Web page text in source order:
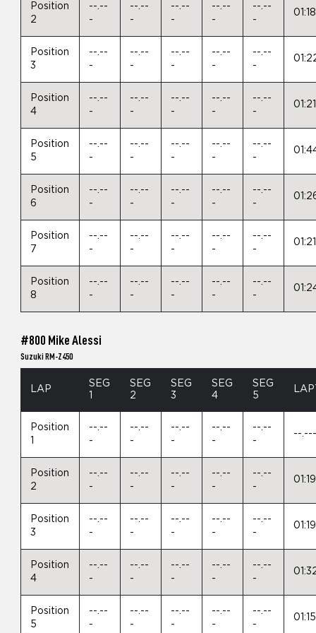
Position
2
--.--
-
--.--
-
--.--
-
--.--
-
--.--
-
Position
3
--.--
-
--.--
-
--.--
-
--.--
-
--.--
-
Position
4
--.--
-
--.--
-
--.--
-
--.--
-
--.--
-
Position
5
--.--
-
--.--
-
--.--
-
--.--
-
--.--
-
Position
6
--.--
-
--.--
-
--.--
-
--.--
-
--.--
-
Position
7
--.--
-
--.--
-
--.--
-
--.--
-
--.--
-
Position
8
--.--
-
--.--
-
--.--
-
--.--
-
--.--
-
#800 Mike Alessi
Suzuki RM-Z450
LAP
SEG
SEG
2
SEG
3
SEG
4
SEG
5
Position
--.--
-
--.--
-
--.--
-
--.--
-
--.--
-
--
Position
2
--.--
-
--.--
-
--.--
-
--.--
-
--.--
-
Position
3
--.--
-
--.--
-
--.--
-
--.--
-
--.--
-
Position
4
--.--
-
--.--
-
--.--
-
--.--
-
--.--
-
Position
5
--.--
-
--.--
-
--.--
-
--.--
-
--.--
-